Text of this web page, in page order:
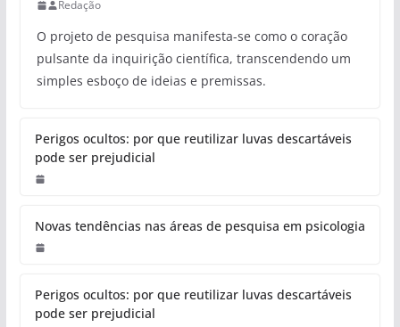
Redação
O projeto de pesquisa manifesta-se como o coração
pulsante da inquirição científica, transcendendo um
simples esboço de ideias e premissas.
Perigos ocultos: por que reutilizar luvas descartáveis
pode ser prejudicial
Novas tendências nas áreas de pesquisa em psicologia
Perigos ocultos: por que reutilizar luvas descartáveis
pode ser prejudicial